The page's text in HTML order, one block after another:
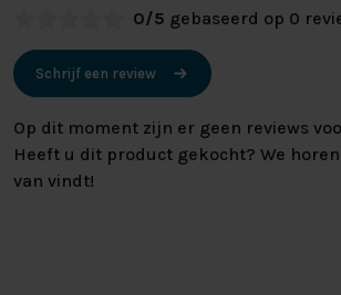
0/5 gebaseerd op 0
Schrijf een review
Op dit moment zijn er geen reviews
Heeft u dit product gekocht? We
van vindt!